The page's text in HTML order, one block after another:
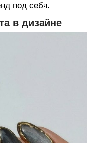
под себя.
в дизайне